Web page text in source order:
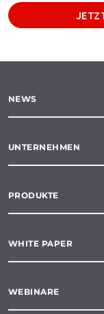
NEWS
UNTERNEHMEN
PRODUKTE
WHITE PAPER
WEBINARE